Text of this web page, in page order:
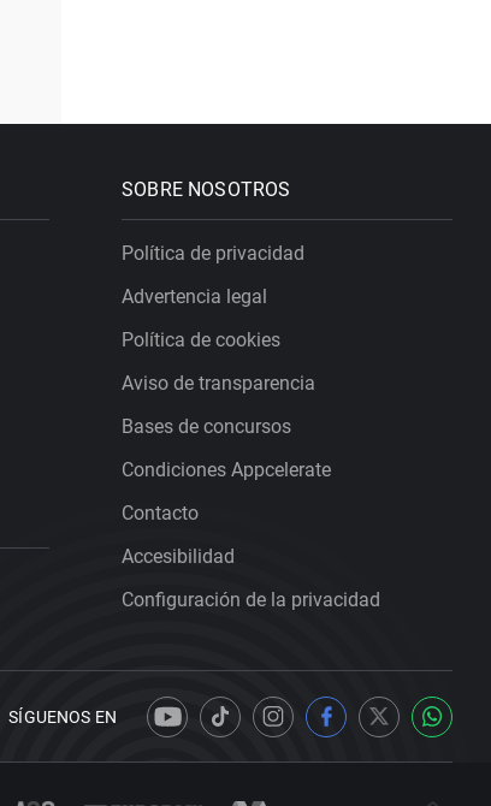
SOBRE NOSOTROS
Política de privacidad
Advertencia legal
Política de cookies
Aviso de transparencia
Bases de concursos
Condiciones Appcelerate
Contacto
Accesibilidad
Configuración de la privacidad
SÍGUENOS EN